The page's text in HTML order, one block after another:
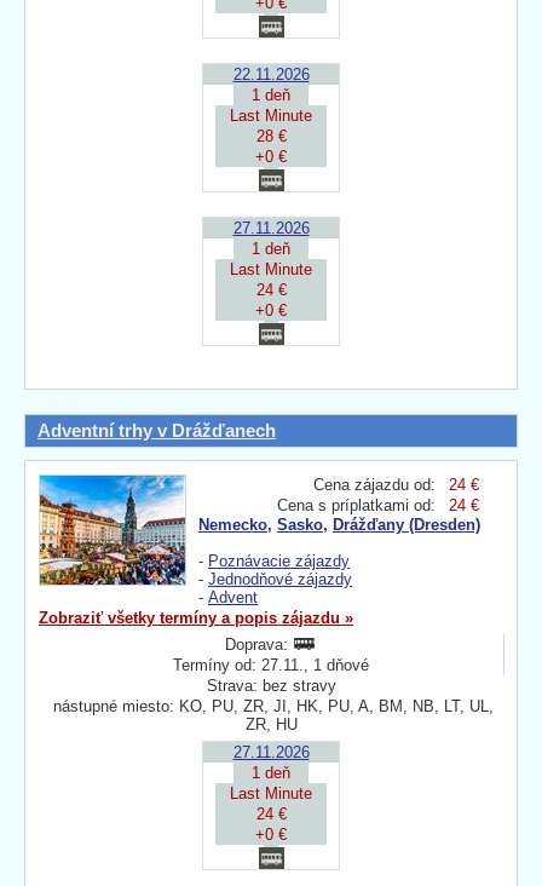
22.11.2026
1 deň
Last Minute
28 €
+0 €
27.11.2026
1 deň
Last Minute
24 €
+0 €
Adventní trhy v Drážďanech
Cena zájazdu od:
24 €
Cena s príplatkami od:
24 €
Nemecko, Sasko, Drážďany (Dresden)
- Poznávacie zájazdy
- Jednodňové zájazdy
- Advent
Zobraziť všetky termíny a popis zájazdu »
Doprava:
Termíny od: 27.11., 1 dňové
Strava: bez stravy
nástupné miesto: KO, PU, ZR, JI, HK, PU, A, BM, NB, LT, UL,
ZR, HU
27.11.2026
1 deň
Last Minute
24 €
+0 €